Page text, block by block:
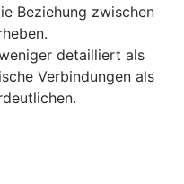
Beziehung zwischen
detailliert als
Verbindungen als